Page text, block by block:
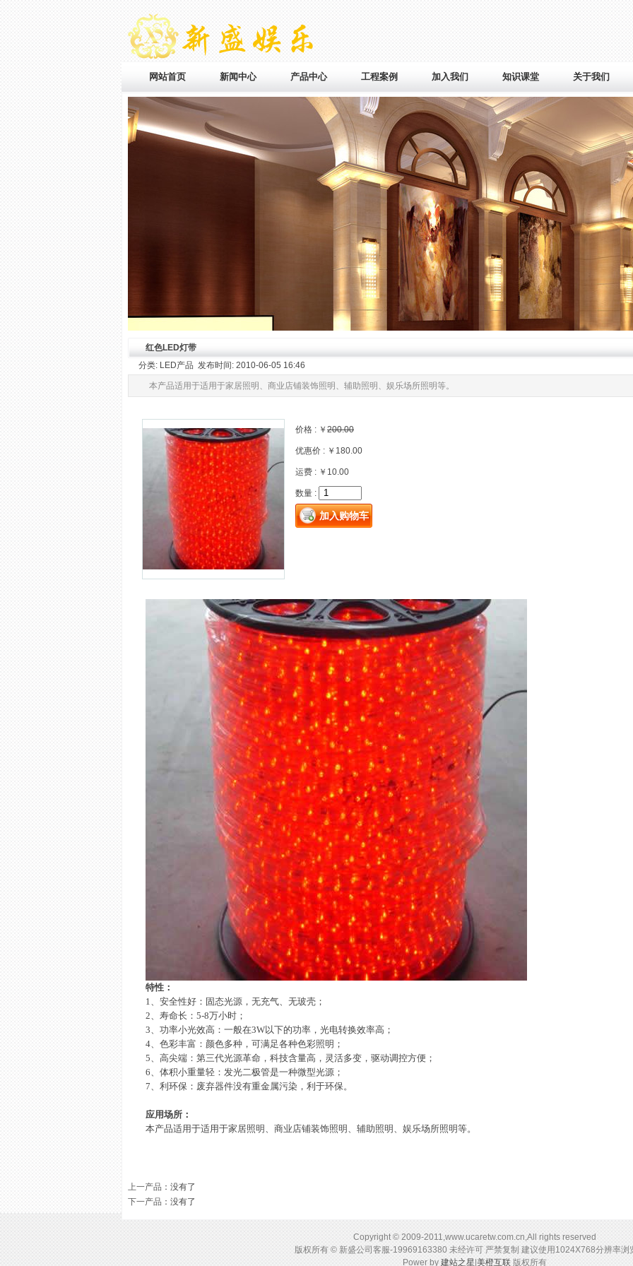
网站首页 新闻中心 产品中心 工程案例 加入我们 知识课堂 关于我们
红色LED灯带
分类: LED产品 发布时间: 2010-06-05 16:46
本产品适用于适用于家居照明、商业店铺装饰照明、辅助照明、娱乐场所照明等。
价格 : ￥ 200.00
优惠价 : ￥180.00
运费 : ￥10.00
数量 :
特性：
1、安全性好：固态光源，无充气、无玻壳；
2、寿命长： 5-8万小时；
3、功率小光效高：一般在3W以下的功率，光电转换效率高；
4、色彩丰富：颜色多种，可满足各种色彩照明；
5、高尖端：第三代光源革命，科技含量高，灵活多变，驱动调控方便；
6、体积小重量轻：发光二极管是一种微型光源；
7、利环保：废弃器件没有重金属污染，利于环保。
应用场所：
本产品适用于适用于家居照明、商业店铺装饰照明、辅助照明、娱乐场所照明等。
上一产品 ：没有了
下一产品 ：没有了
Copyright © 2009-2011,www.ucaretw.com.cn,All rights reserved
版权所有 © 新盛公司客服-19969163380 未经许可 严禁复制 建议使用1024X768分辨率浏
Power by 建站之星 美橙互联 版权所有